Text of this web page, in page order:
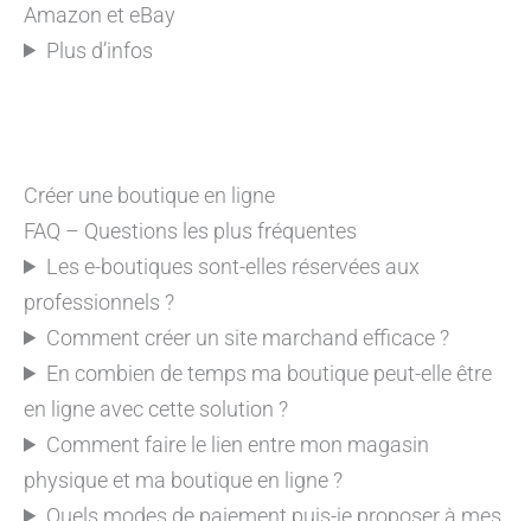
Amazon et eBay
Plus d’infos
Créer une boutique en ligne
FAQ – Questions les plus fréquentes
Les e-boutiques sont-elles réservées aux
professionnels ?
Comment créer un site marchand efficace ?
En combien de temps ma boutique peut-elle être
en ligne avec cette solution ?
Comment faire le lien entre mon magasin
physique et ma boutique en ligne ?
Quels modes de paiement puis-je proposer à mes